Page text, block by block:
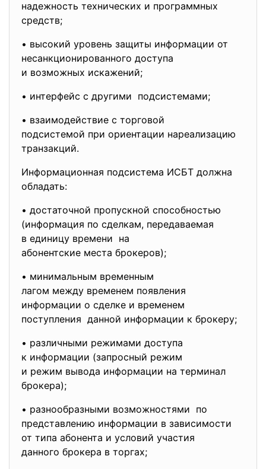
надежность технических и программных
средств;
• высокий уровень защиты информации от
несанкционированного доступа
и возможных искажений;
• интерфейс с другими подсистемами;
• взаимодействие с торговой
подсистемой при ориентации нареализацию
транзакций.
Информационная подсистема ИСБТ должна
обладать:
• достаточной пропускной способностью
(информация по сделкам, передаваемая
в единицу времени на
абонентские места брокеров);
• минимальным временным
лагом между временем появления
информации о сделке и временем
поступления данной информации к брокеру;
• различными режимами доступа
к информации (запросный режим
и режим вывода информации на терминал
брокера);
• разнообразными возможностями по
представлению информации в зависимости
от типа абонента и условий участия
данного брокера в торгах;